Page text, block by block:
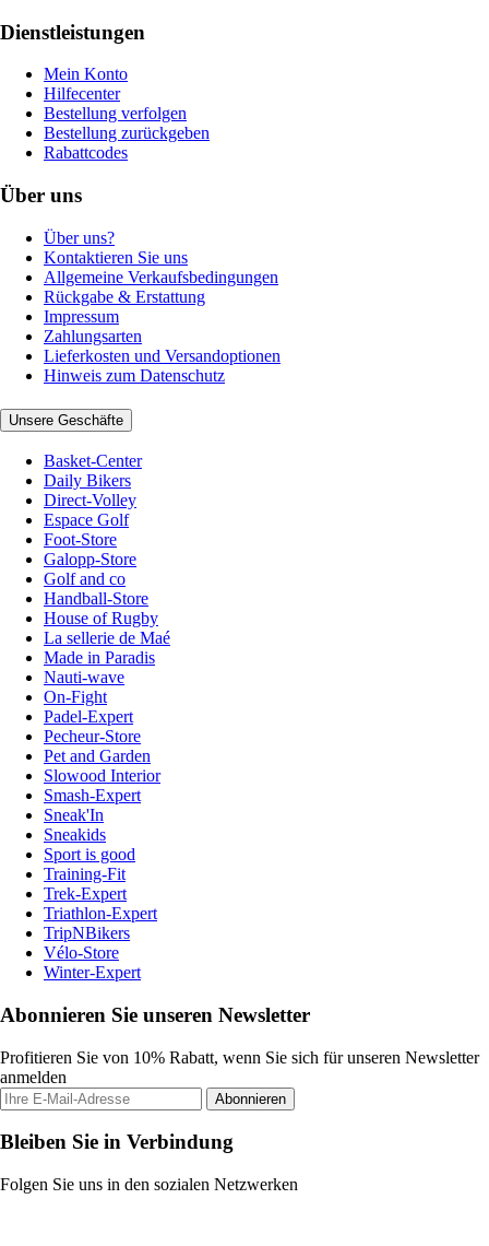
Dienstleistungen
Mein Konto
Hilfecenter
Bestellung verfolgen
Bestellung zurückgeben
Rabattcodes
Über uns
Über uns?
Kontaktieren Sie uns
Allgemeine Verkaufsbedingungen
Rückgabe & Erstattung
Impressum
Zahlungsarten
Lieferkosten und Versandoptionen
Hinweis zum Datenschutz
Unsere Geschäfte
Basket-Center
Daily Bikers
Direct-Volley
Espace Golf
Foot-Store
Galopp-Store
Golf and co
Handball-Store
House of Rugby
La sellerie de Maé
Made in Paradis
Nauti-wave
On-Fight
Padel-Expert
Pecheur-Store
Pet and Garden
Slowood Interior
Smash-Expert
Sneak'In
Sneakids
Sport is good
Training-Fit
Trek-Expert
Triathlon-Expert
TripNBikers
Vélo-Store
Winter-Expert
Abonnieren Sie unseren Newsletter
Profitieren Sie von 10% Rabatt, wenn Sie sich für unseren Newsletter
anmelden
Abonnieren
Bleiben Sie in Verbindung
Folgen Sie uns in den sozialen Netzwerken